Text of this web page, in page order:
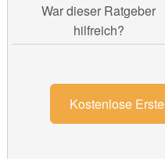
War dieser Ratgeber
hilfreich?
Kostenlose